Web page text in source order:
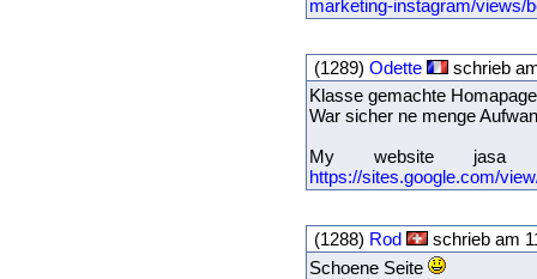
marketing-instagram/views/
(1289) Odette
schrieb
Klasse gemachte
War sicher ne menge
My website jasa
https://sites.google.com/
(1288) Rod
schrieb am
Schoene Seite